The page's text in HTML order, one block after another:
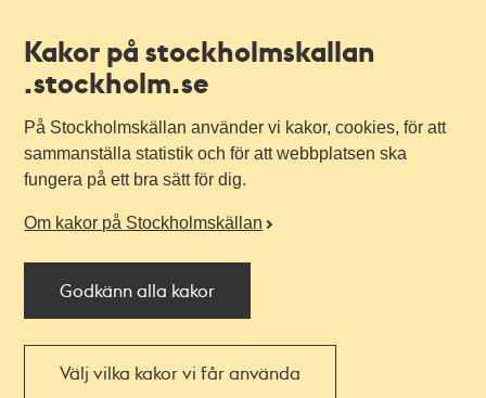
Kakor på stockholmskallan
.stockholm.se
På Stockholmskällan använder vi kakor, cookies, för att
sammanställa statistik och för att webbplatsen ska
fungera på ett bra sätt för dig.
Om kakor på Stockholmskällan
Godkänn alla kakor
Välj vilka kakor vi får använda